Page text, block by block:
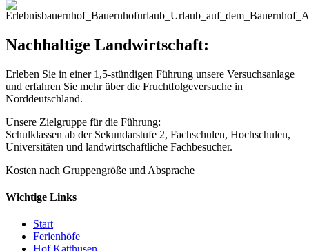
Nachhaltige Landwirtschaft:
Erleben Sie in einer 1,5-stündigen Führung unsere Versuchsanlage
und erfahren Sie mehr über die Fruchtfolgeversuche in
Norddeutschland.
Unsere Zielgruppe für die Führung:
Schulklassen ab der Sekundarstufe 2, Fachschulen, Hochschulen,
Universitäten und landwirtschaftliche Fachbesucher.
Kosten nach Gruppengröße und Absprache
Wichtige Links
Start
Ferienhöfe